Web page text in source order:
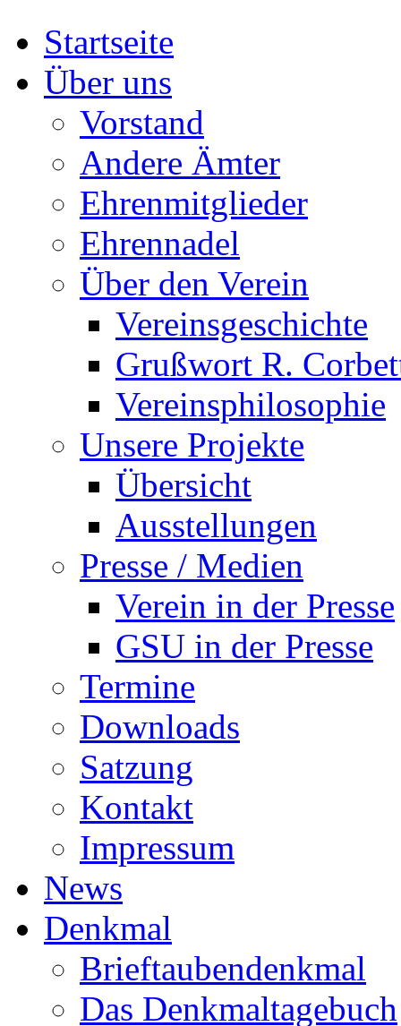
Startseite
Über uns
Vorstand
Andere Ämter
Ehrenmitglieder
Ehrennadel
Über den Verein
Vereinsgeschichte
Grußwort R.
Vereinsphilosophie
Unsere Projekte
Übersicht
Ausstellungen
Presse / Medien
Verein in der Presse
GSU in der Presse
Termine
Downloads
Satzung
Kontakt
Impressum
News
Denkmal
Brieftaubendenkmal
Das Denkmaltagebuch